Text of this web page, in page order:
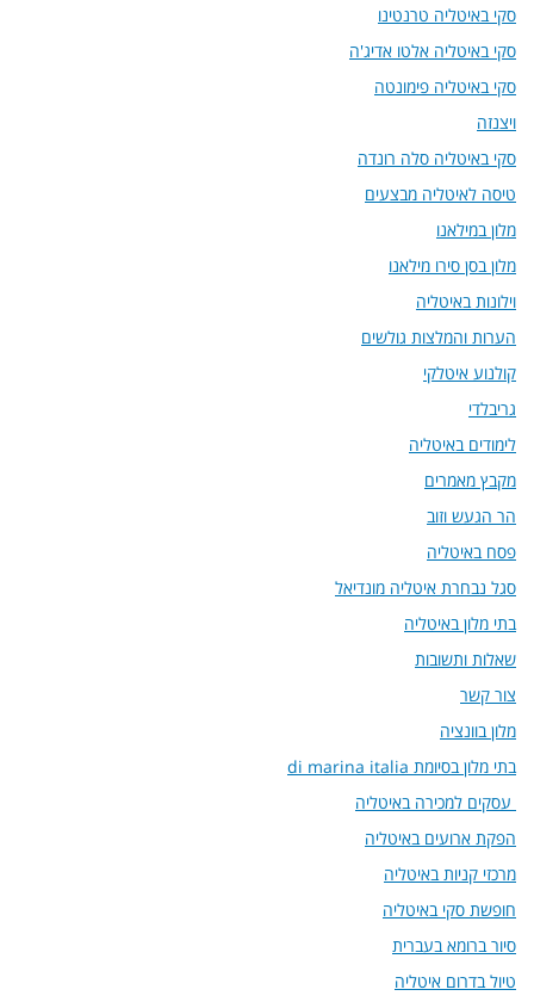
סקי באיטליה טרנטינו
סקי באיטליה אלטו אדיג'ה
סקי באיטליה פימונטה
ויצנזה
סקי באיטליה סלה רונדה
טיסה לאיטליה מבצעים
מלון במילאנו
מלון בסן סירו מילאנו
וילונות באיטליה
הערות והמלצות גולשים
קולנוע איטלקי
גריבלדי
לימודים באיטליה
מקבץ מאמרים
הר הגעש וזוב
פסח באיטליה
סגל נבחרת איטליה מונדיאל
בתי מלון באיטליה
שאלות ותשובות
צור קשר
מלון בוונציה
בתי מלון בסיומת di marina italia
עסקים למכירה באיטליה
הפקת ארועים באיטליה
מרכזי קניות באיטליה
חופשת סקי באיטליה
סיור ברומא בעברית
טיול בדרום איטליה